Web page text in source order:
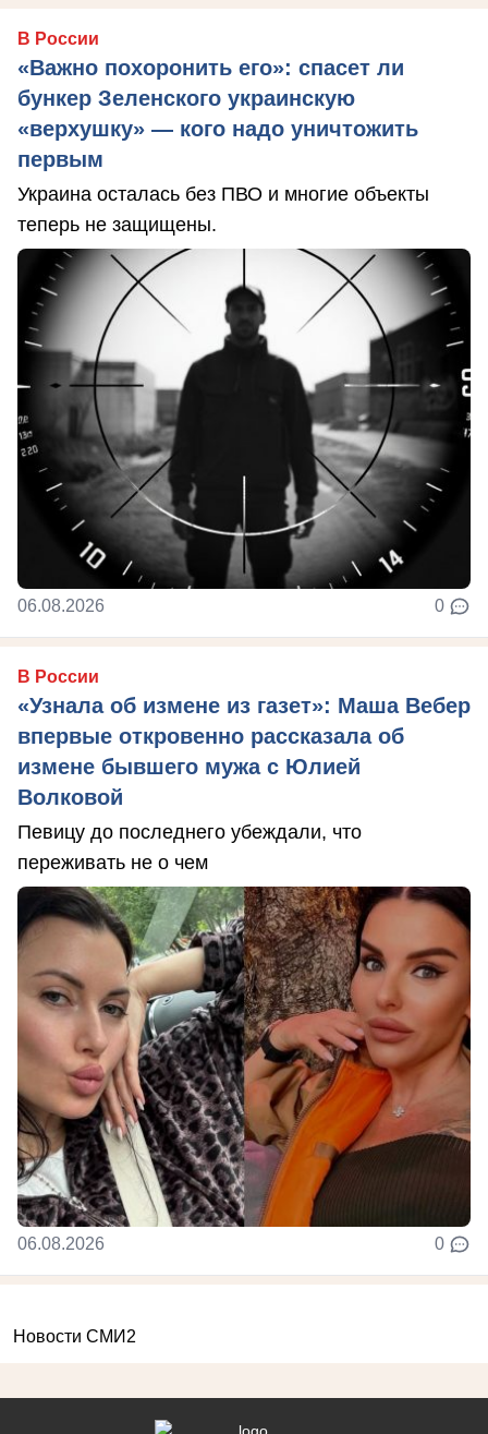
В России
«Важно похоронить его»: спасет ли
бункер Зеленского украинскую
«верхушку» — кого надо уничтожить
первым
Украина осталась без ПВО и многие объекты
теперь не защищены.
06.08.2026 0
В России
«Узнала об измене из газет»: Маша Вебер
впервые откровенно рассказала об
измене бывшего мужа с Юлией
Волковой
Певицу до последнего убеждали, что
переживать не о чем
06.08.2026 0
Новости СМИ2